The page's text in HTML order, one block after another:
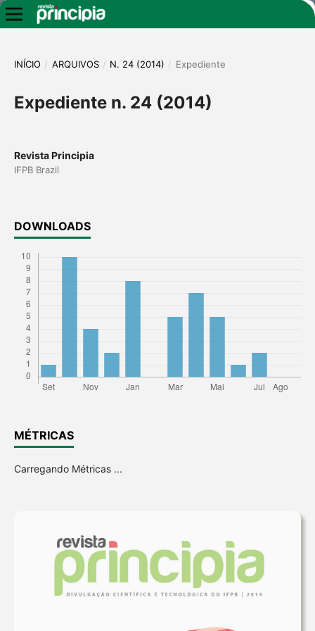
INÍCIO / ARQUIVOS / N. 24 (2014) / Expediente
Expediente n. 24 (2014)
Revista Principia
IFPB Brazil
DOWNLOADS
MÉTRICAS
Carregando Métricas ...